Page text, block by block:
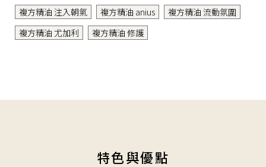
複方精油 注入朝氣
複方精油 anius
複方精油 流動氛圍
複方精油 尤加利
複方精油 修護
特色與優點